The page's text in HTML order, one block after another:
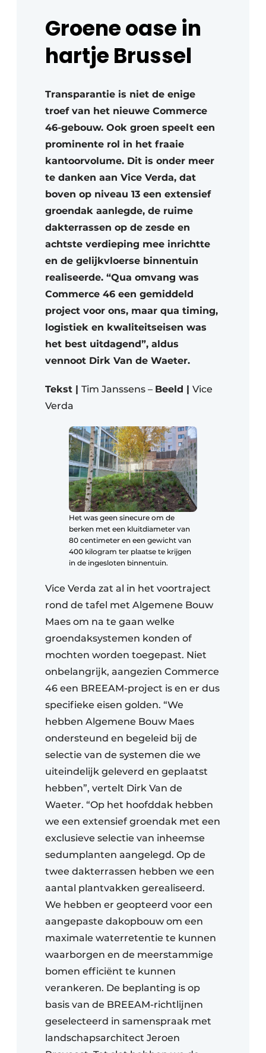
Groene oase in
hartje Brussel
Transparantie is niet de enige
troef van het nieuwe Commerce
46-gebouw. Ook groen speelt een
prominente rol in het fraaie
kantoorvolume. Dit is onder meer
te danken aan Vice Verda, dat
boven op niveau 13 een extensief
groendak aanlegde, de ruime
dakterrassen op de zesde en
achtste verdieping mee inrichtte
en de gelijkvloerse binnentuin
realiseerde. “Qua omvang was
Commerce 46 een gemiddeld
project voor ons, maar qua timing,
logistiek en kwaliteitseisen was
het best uitdagend”, aldus
vennoot Dirk Van de Waeter.
Tekst | Tim Janssens – Beeld | Vice
Verda
Het was geen sinecure om de
berken met een kluitdiameter van
80 centimeter en een gewicht van
400 kilogram ter plaatse te krijgen
in de ingesloten binnentuin.
Vice Verda zat al in het voortraject
rond de tafel met Algemene Bouw
Maes om na te gaan welke
groendaksystemen konden of
mochten worden toegepast. Niet
onbelangrijk, aangezien Commerce
46 een BREEAM-project is en er dus
specifieke eisen golden. “We
hebben Algemene Bouw Maes
ondersteund en begeleid bij de
selectie van de systemen die we
uiteindelijk geleverd en geplaatst
hebben”, vertelt Dirk Van de
Waeter. “Op het hoofddak hebben
we een extensief groendak met een
exclusieve selectie van inheemse
sedumplanten aangelegd. Op de
twee dakterrassen hebben we een
aantal plantvakken gerealiseerd.
We hebben er geopteerd voor een
aangepaste dakopbouw om een
maximale waterretentie te kunnen
waarborgen en de meerstammige
bomen efficiënt te kunnen
verankeren. De beplanting is op
basis van de BREEAM-richtlijnen
geselecteerd in samenspraak met
landschapsarchitect Jeroen